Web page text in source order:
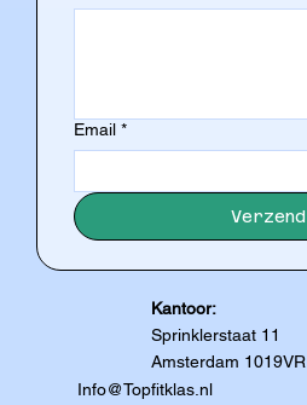
Email *
Verzend
Kantoor:
Sprinklerstaat 11
Amsterdam 1019VR
Info@Topfitklas.nl